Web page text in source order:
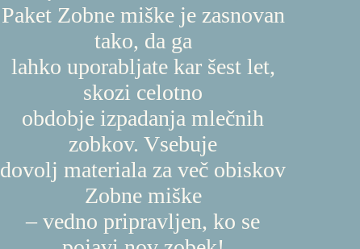
Paket Zobne miške je zasnovan
tako, da ga
lahko uporabljate kar šest let,
skozi celotno
obdobje izpadanja mlečnih
zobkov. Vsebuje
dovolj materiala za več obiskov
Zobne miške
– vedno pripravljen, ko se